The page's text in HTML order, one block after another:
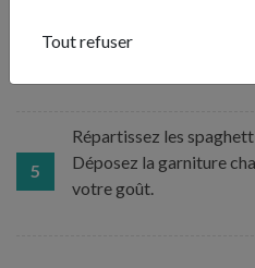
intimement. Faites-les
beurre jusqu’à ce qu’ils
5
Répartissez les
Déposez la garniture
votre goût.
Tout refuser